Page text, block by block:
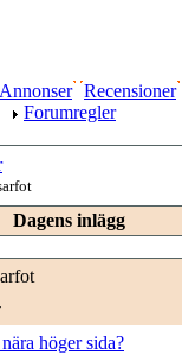
Annonser Recensioner
Forumregler
Dagens inlägg
höger sida?